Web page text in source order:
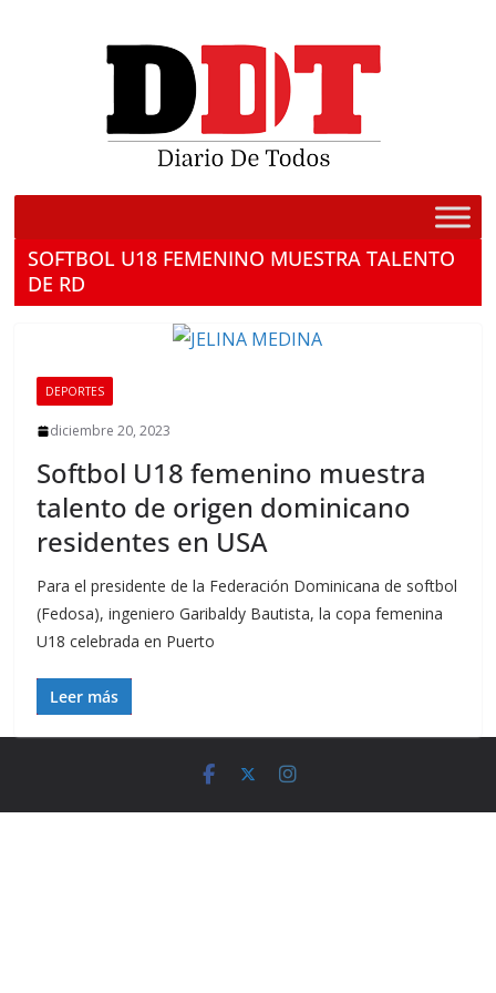
SOFTBOL U18 FEMENINO MUESTRA TALENTO
DE RD
DEPORTES
diciembre 20, 2023
Softbol U18 femenino muestra
talento de origen dominicano
residentes en USA
Para el presidente de la Federación Dominicana de softbol
(Fedosa), ingeniero Garibaldy Bautista, la copa femenina
U18 celebrada en Puerto
Leer más